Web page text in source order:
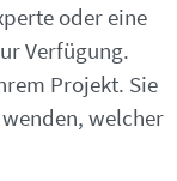
oder eine
Verfügung.
Projekt. Sie
welcher